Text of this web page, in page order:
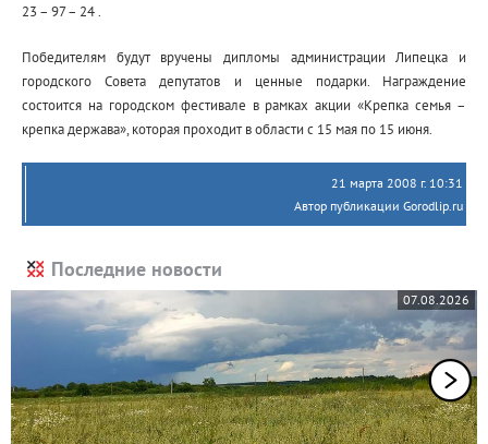
23 – 97 – 24 .
Победителям будут вручены дипломы администрации Липецка и
городского Совета депутатов и ценные подарки. Награждение
состоится на городском фестивале в рамках акции «Крепка семья –
крепка держава», которая проходит в области с 15 мая по 15 июня.
21 марта 2008 г. 10:31
Автор публикации Gorodlip.ru
Последние новости
07.08.2026